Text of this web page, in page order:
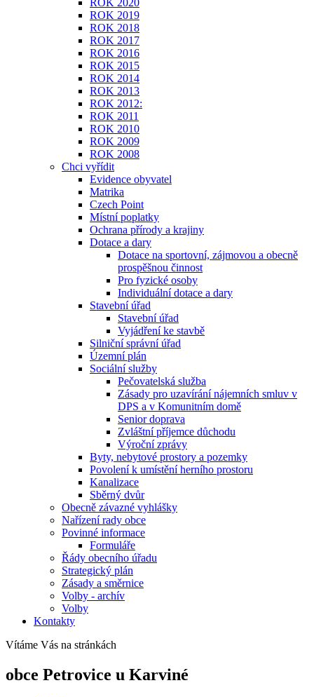
ROK 2020
ROK 2019
ROK 2018
ROK 2017
ROK 2016
ROK 2015
ROK 2014
ROK 2013
ROK 2012:
ROK 2011
ROK 2010
ROK 2009
ROK 2008
Chci vyřídit
Evidence obyvatel
Matrika
Czech Point
Místní poplatky
Ochrana přírody a krajiny
Dotace a dary
Dotace na sportovní, zájmovou a obecně
prospěšnou činnost
Pro fyzické osoby
Individuální dotace a dary
Stavební úřad
Stavební úřad
Vyjádření ke stavbě
Silniční správní úřad
Územní plán
Sociální služby
Pečovatelská služba
Zásady pro uzavírání nájemních smluv v
DPS a v Komunitním domě
Senior doprava
Zvláštní příjemce důchodu
Výroční zprávy
Byty, nebytové prostory a pozemky
Povolení k umístění herního prostoru
Kanalizace
Sběrný dvůr
Obecně závazné vyhlášky
Nařízení rady obce
Povinné informace
Formuláře
Řády obecního úřadu
Strategický plán
Zásady a směrnice
Volby - archív
Volby
Kontakty
Vítáme Vás na stránkách
obce Petrovice u Karviné